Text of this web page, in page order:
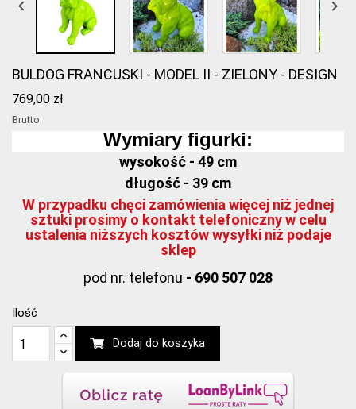
 
BULDOG FRANCUSKI - MODEL II - ZIELONY - DESIGN
769,00 zł
Brutto
Wymiary figurki:
wysokość - 49 cm
długość - 39 cm
W przypadku chęci zamówienia więcej niż jednej
sztuki prosimy o kontakt telefoniczny w celu
ustalenia niższych kosztów wysyłki niż podaje
sklep
pod nr. telefonu - 690 507 028
Ilość
Dodaj do koszyka